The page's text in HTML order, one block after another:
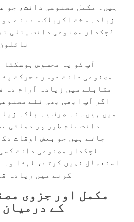
ہیں۔ مکمل مصنوعی دانت، جو
زیادہ سخت اکریلک سے بنے
لچکدار مصنوعی دانت پتلی
آپ کو یہ محسوس ہوسکتا
مصنوعی دانت دوسرے حرکت
مقابلے میں زیادہ آرام دہ
اگر آپ ابھی بھی نئے
میں ہیں۔ نہ صرف یہ بلکہ
دانت عام طور پر دھاتی
جاتے ہیں جو بعض اوقات
لچکدار مصنوعی دانت
استعمال نہیں کرتے، لہذا وہ
کرنے میں زیادہ
مکمل اور جزوی
کے